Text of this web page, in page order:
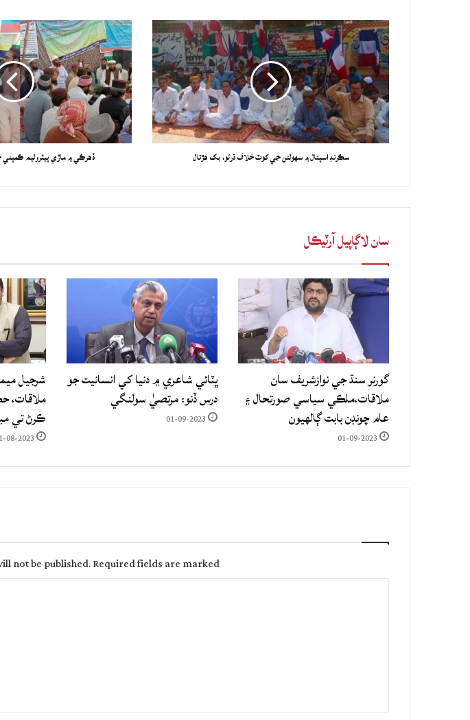
سڪرنڊ اسپتال ۾ سهولتن جي کوٽ خلاف ڌرڻو، بک هڙتال ڏهرڪي ۾ ماڙي پيٽروليم
سان لاڳاپيل آرٽيڪل
گورنر سنڌ جي نوازشريف سان
ملاقات،ملڪي سياسي صورتحال ۽
عام چونڊن بابت ڳالهيون
01-09-2023
ڀٽائي شاعري ۾ دنيا کي انسانيت جو
درس ڏنو: مرتصيٰ سولنگي
01-09-2023
شرجيل
ڪرڻ تي
08-2023
not be published.Required fields are marked
t